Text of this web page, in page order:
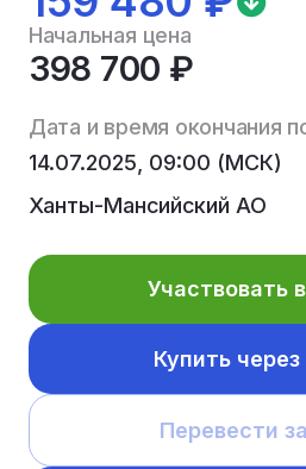
Начальная цена
398 700 ₽
Дата и время окончания
14.07.2025, 09:00 (МСК)
Ханты-Мансийский АО
Участвовать
Купить через
Перевести